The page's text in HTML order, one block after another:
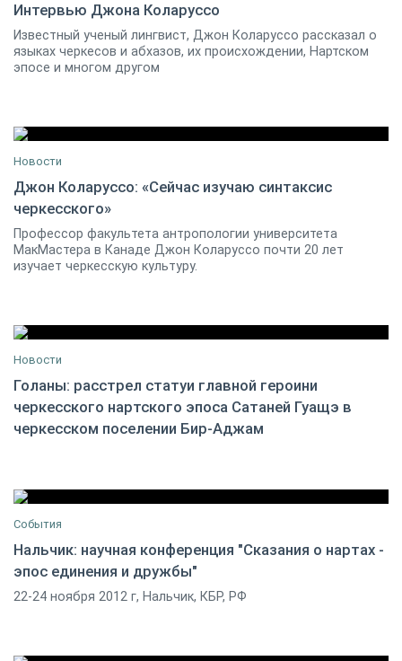
20 сентября 2013 11
Интервью Джона Коларуссо
Известный ученый лингвист, Джон Коларуссо рассказал о
языках черкесов и абхазов, их происхождении, Нартском
эпосе и многом другом
11 апреля 2012
Новости
Джон Коларуссо: «Сейчас изучаю синтаксис
черкесского»
Профессор факультета антропологии университета
МакМастера в Канаде Джон Коларуссо почти 20 лет
изучает черкесскую культуру.
03 декабря 2012
Новости
Голаны: расстрел статуи главной героини
черкесского нартского эпоса Сатаней Гуащэ в
черкесском поселении Бир-Аджам
22 ноября 2012 13:00
События
Нальчик: научная конференция "Сказания о нартах -
эпос единения и дружбы"
22-24 ноября 2012 г, Нальчик, КБР, РФ